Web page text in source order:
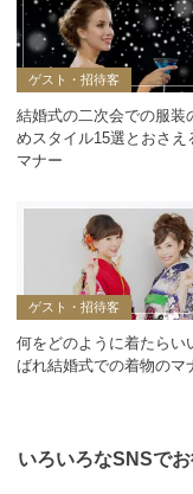
ゲスト・招待客
結婚式の二次会での服装
めスタイル15選とおさえ
マナー
ゲスト・招待客
何をどのように着たらい
ばれ結婚式での着物のマ
いろいろなSNSで